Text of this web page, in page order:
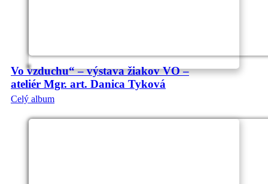
Vo vzduchu“ – výstava žiakov VO –
ateliér Mgr. art. Danica Tyková
Celý album